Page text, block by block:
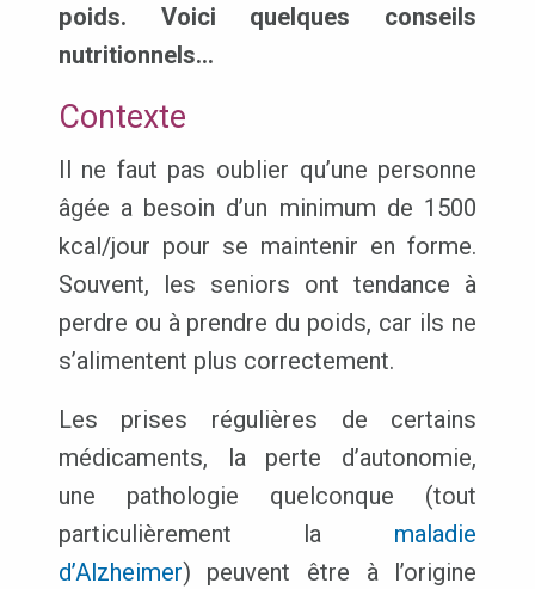
poids. Voici quelques conseils
nutritionnels…
Contexte
Il ne faut pas oublier qu’une personne
âgée a besoin d’un minimum de 1500
kcal/jour pour se maintenir en forme.
Souvent, les seniors ont tendance à
perdre ou à prendre du poids, car ils ne
s’alimentent plus correctement.
Les prises régulières de certains
médicaments, la perte d’autonomie,
une pathologie quelconque (tout
particulièrement la maladie
d’Alzheimer) peuvent être à l’origine